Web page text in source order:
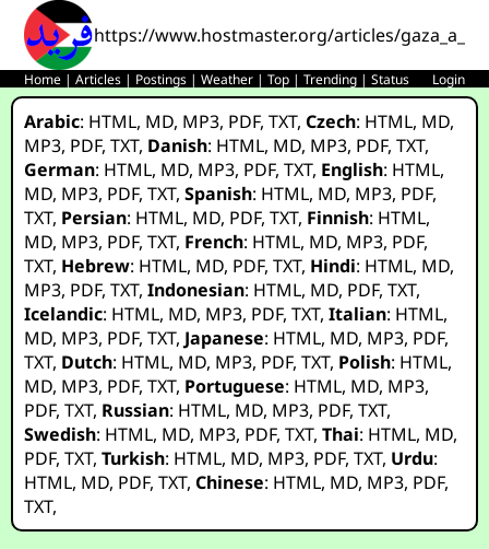
https://www.hostmaster.org/articles/
Home |Articles | Postings |Weather |Top |Trending |Status Login
Arabic: HTML, MD, MP3, PDF,TXT,Czech: HTML, MD,
MP3, PDF,TXT, Danish: HTML, MD, MP3, PDF,TXT,
German: HTML, MD, MP3, PDF,TXT, English: HTML,
MD, MP3, PDF,TXT,Spanish: HTML, MD, MP3, PDF,
TXT, Persian: HTML, MD, PDF,TXT, Finnish: HTML,
MD, MP3, PDF,TXT, French: HTML, MD, MP3, PDF,
TXT, Hebrew: HTML, MD, PDF,TXT, Hindi: HTML, MD,
MP3, PDF,TXT,Indonesian: HTML, MD, PDF,TXT,
Icelandic: HTML, MD, MP3, PDF,TXT,Italian: HTML,
MD, MP3, PDF,TXT, Japanese: HTML, MD, MP3, PDF,
TXT, Dutch: HTML, MD, MP3, PDF,TXT, Polish: HTML,
MD, MP3, PDF,TXT, Portuguese: HTML, MD, MP3,
PDF,TXT, Russian: HTML, MD, MP3, PDF,TXT,
Swedish: HTML, MD, MP3, PDF,TXT,Thai: HTML, MD,
PDF,TXT,Turkish: HTML, MD, MP3, PDF,TXT, Urdu:
HTML, MD, PDF,TXT,Chinese: HTML, MD, MP3, PDF,
TXT,